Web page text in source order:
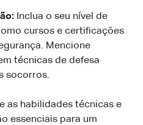
Inclua o seu nível de
cursos e certificações
Mencione
técnicas de defesa
socorros.
as habilidades técnicas e
essenciais para um